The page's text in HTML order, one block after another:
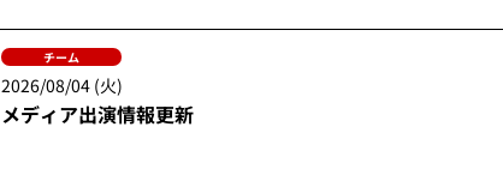
チーム
2026/08/04 (火)
メディア出演情報更新